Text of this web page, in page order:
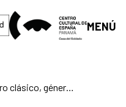
MENÚ
Muestra final del taller de teatro clásico, género y creación colectiva L@s chic@s… ¿bob@s?